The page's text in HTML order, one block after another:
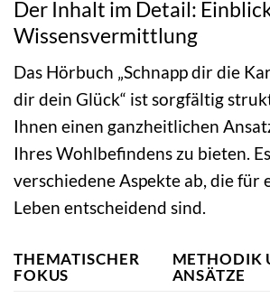
Der Inhalt im Detail:
Wissensvermittlung
Das Hörbuch „Schnapp dir die
dir dein Glück“ ist sorgfältig
Ihnen einen ganzheitlichen
Ihres Wohlbefindens zu bieten.
verschiedene Aspekte ab, die für
Leben entscheidend sind.
THEMATISCHER
FOKUS
METHODIK
ANSÄTZE